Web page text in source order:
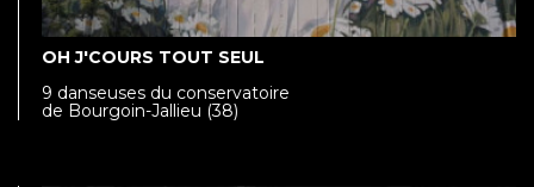
OH J'COURS TOUT SEUL
9 danseuses du conservatoire
de Bourgoin-Jallieu (38)